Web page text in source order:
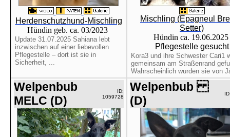
Herdenschutzhund-Mischling
Hündin geb. ca. 03/2023
Update 31.07.2025 Sahiana lebt
inzwischen auf einer liebevollen
Pflegestelle – dort ist sie in
Sicherheit, ...
Mischling (Epagneul
Setter)
Hündin ca. 19.06.2025
Pflegestelle gesucht
Kora3 und ihre Schwester Cari1
gemeinsam am Straßenrand
Wahrscheinlich wurden sie von
Welpenbub
MELC (D)
ID:
1059728
Welpenbub
(D)